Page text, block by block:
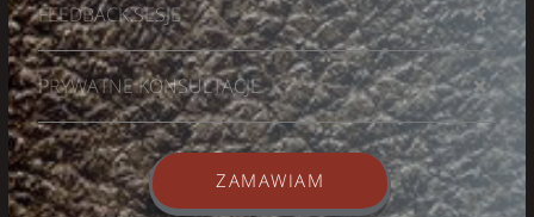
FEEDBACK SESJE
PRYWATNE KONSULTACJE
ZAMAWIAM